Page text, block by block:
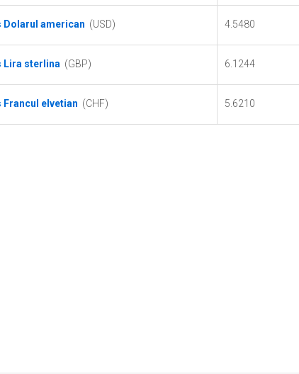
Dolarul american (USD) 4.5480
Lira sterlina (GBP) 6.1244
Francul elvetian (CHF) 5.6210